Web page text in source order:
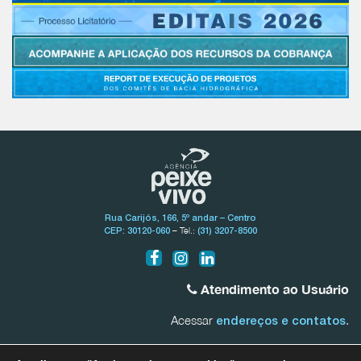
Rua Carijós, 166, 5º andar – Centro
CEP: 30120-060 – Tel.: (31) 3207-8500
Atendimento ao Usuário
Acessar endereços e contatos.